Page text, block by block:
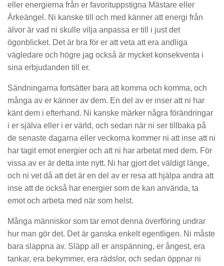
eller energierna från er favorituppstigna Mästare eller
Ärkeängel. Ni kanske till och med känner att energi från
älvor är vad ni skulle vilja anpassa er till i just det
ögonblicket. Det är bra för er att veta att era andliga
vägledare och högre jag också är mycket konsekventa i
sina erbjudanden till er.
Sändningarna fortsätter bara att komma och komma, och
många av er känner av dem. En del av er inser att ni har
känt dem i efterhand. Ni kanske märker några förändringar
i er själva eller i er värld, och sedan när ni ser tillbaka på
de senaste dagarna eller veckorna kommer ni att inse att ni
har tagit emot energier och att ni har arbetat med dem. För
vissa av er är detta inte nytt. Ni har gjort det väldigt länge,
och ni vet då att det är en del av er resa att hjälpa andra att
inse att de också har energier som de kan använda, ta
emot och arbeta med när som helst.
Många människor som tar emot denna överföring undrar
hur man gör det. Det är ganska enkelt egentligen. Ni måste
bara slappna av. Släpp all er anspänning, er ångest, era
tankar, era bekymmer, era rädslor, och sedan öppnar ni